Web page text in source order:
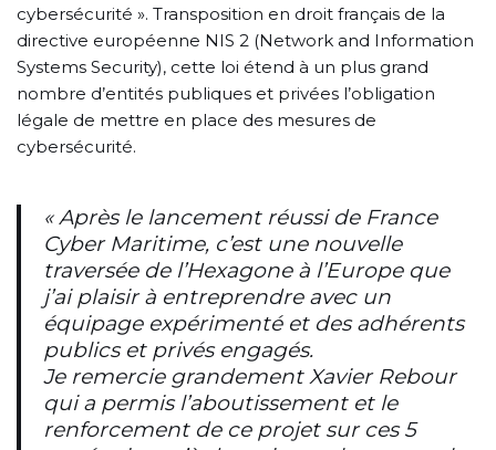
cybersécurité ». Transposition en droit français de la
directive européenne NIS 2 (Network and Information
Systems Security), cette loi étend à un plus grand
nombre d’entités publiques et privées l’obligation
légale de mettre en place des mesures de
cybersécurité.
« Après le lancement réussi de France
Cyber Maritime, c’est une nouvelle
traversée de l’Hexagone à l’Europe que
j’ai plaisir à entreprendre avec un
équipage expérimenté et des adhérents
publics et privés engagés.
Je remercie grandement Xavier Rebour
qui a permis l’aboutissement et le
renforcement de ce projet sur ces 5